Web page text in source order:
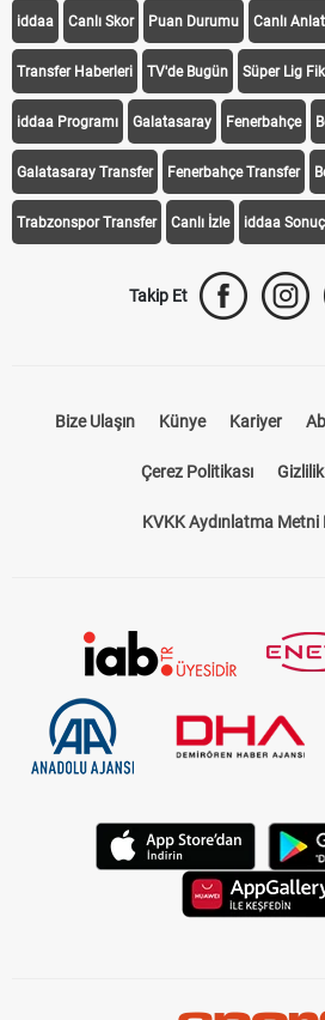
iddaa Canlı Skor Puan Durumu Canlı
Transfer Haberleri TV'de Bugün Süper Lig
iddaa Programı Galatasaray Fenerbahçe
Galatasaray Transfer Fenerbahçe Transfer
Trabzonspor Transfer Canlı İzle iddaa
Takip Et
Bize Ulaşın Künye Kariyer
Çerez Politikası
KVKK Aydınlatma Metni